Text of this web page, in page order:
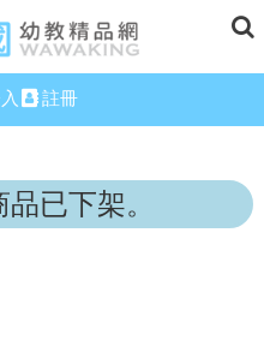
註冊
已下架。